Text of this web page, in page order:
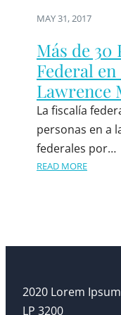
MAY 31, 2017
Más de 30
Federal
Lawrence
La fiscalía
personas en a
federales por…
READ MORE
2020 Lorem
LP 3200